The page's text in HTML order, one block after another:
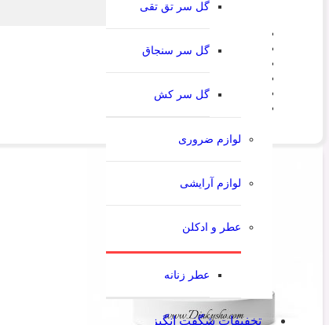
گل سر تق تقی
گل سر سنجاق
گل سر کش
لوازم ضروری
لوازم آرایشی
عطر و ادکلن
عطر زنانه
تخفیفات شگفت انگیز
عطر مردانه
لوازم آرایشی و بهداشتی